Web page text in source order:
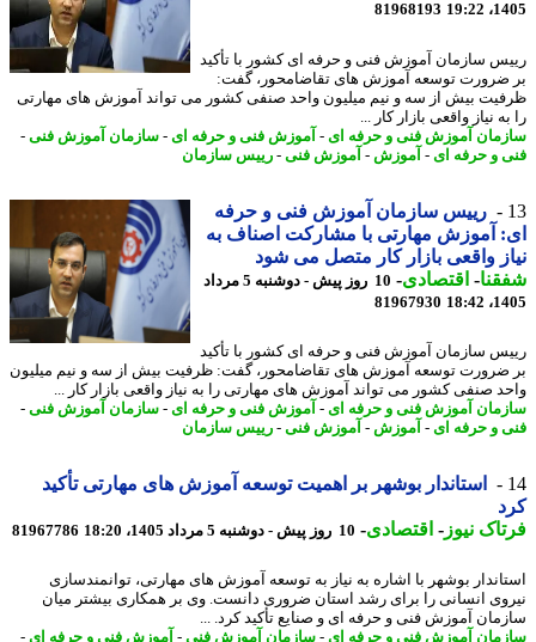
81968193
سازمان آموزش فنی و حرفه ای کشور با تأکید
توسعه آموزش های تقاضامحور، گفت:
بیش از سه و نیم میلیون واحد صنفی کشور می تواند آموزش های مهارتی
نیاز واقعی بازار کار ...
آموزش فنی و حرفه ای- آموزش فنی و حرفه ای- سازمان آموزش فنی -
و حرفه ای- آموزش-آموزش فنی -رییس سازمان
رییس سازمان آموزش فنی و حرفه
آموزش مهارتی با مشارکت اصناف به
واقعی بازار کار متصل می شود
-اقتصادی-
10 روز پیش - دوشنبه 5 مرداد
81967930
سازمان آموزش فنی و حرفه ای کشور با تأکید
توسعه آموزش های تقاضامحور، گفت: ظرفیت بیش از سه و نیم میلیون
صنفی کشور می تواند آموزش های مهارتی را به نیاز واقعی بازار کار ...
آموزش فنی و حرفه ای- آموزش فنی و حرفه ای- سازمان آموزش فنی -
و حرفه ای- آموزش-آموزش فنی -رییس سازمان
استاندار بوشهر بر اهمیت توسعه آموزش های مهارتی تأکید
نیوز-اقتصادی-10 روز پیش - دوشنبه 5 مرداد 1405، 18:20 81967786
بوشهر با اشاره به نیاز به توسعه آموزش های مهارتی، توانمندسازی
انسانی را برای رشد استان ضروری دانست. وی بر همکاری بیشتر میان
آموزش فنی و حرفه ای و صنایع تأکید کرد. ...
آموزش فنی و حرفه ای- سازمان آموزش فنی -آموزش فنی و حرفه ای-